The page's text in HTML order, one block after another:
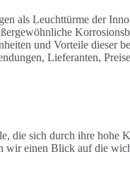
als Leuchttürme der
und Vorteile dieser
Lieferanten,
die sich durch ihre hohe
wir einen Blick auf die